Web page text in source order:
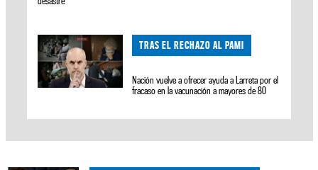
TRAS EL RECHAZO AL PAMI
Nación vuelve a ofrecer ayuda a Larreta por el
fracaso en la vacunación a mayores de 80